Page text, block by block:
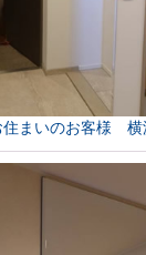
住まいのお客様 横